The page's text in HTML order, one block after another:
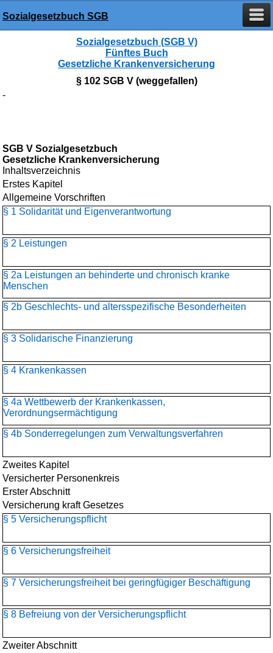
Sozialgesetzbuch SGB
Sozialgesetzbuch (SGB V)
Fünftes Buch
Gesetzliche Krankenversicherung
§ 102 SGB V (weggefallen)
-
SGB V Sozialgesetzbuch
Gesetzliche Krankenversicherung
Inhaltsverzeichnis
Erstes Kapitel
Allgemeine Vorschriften
§ 1 Solidarität und Eigenverantwortung
§ 2 Leistungen
§ 2a Leistungen an behinderte und chronisch kranke
Menschen
§ 2b Geschlechts- und altersspezifische Besonderheiten
§ 3 Solidarische Finanzierung
§ 4 Krankenkassen
§ 4a Wettbewerb der Krankenkassen,
Verordnungsermächtigung
§ 4b Sonderregelungen zum Verwaltungsverfahren
Zweites Kapitel
Versicherter Personenkreis
Erster Abschnitt
Versicherung kraft Gesetzes
§ 5 Versicherungspflicht
§ 6 Versicherungsfreiheit
§ 7 Versicherungsfreiheit bei geringfügiger Beschäftigung
§ 8 Befreiung von der Versicherungspflicht
Zweiter Abschnitt